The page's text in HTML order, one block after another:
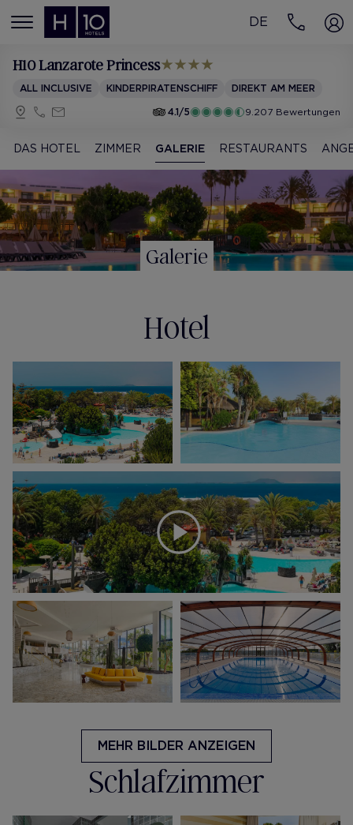
MENÚ
DE
H10 Lanzarote Princess
ALL INCLUSIVE KINDERPIRATENSCHIFF
DIREKT AM MEER
4.1/5
9.207 Bewertungen
DAS HOTEL ZIMMER GALERIE RESTAURANTS
Galerie
Hotel
MEHR BILDER ANZEIGEN
Schlafzimmer